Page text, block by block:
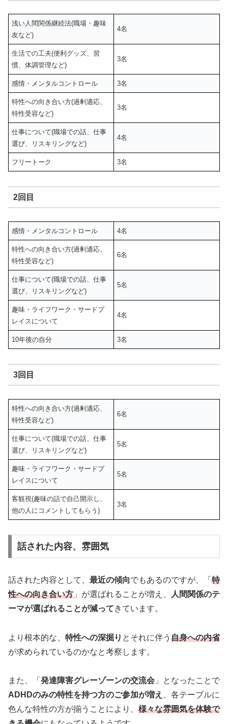
浅い人間関係継続法(職場・趣味
友など)
4名
生活での工夫(便利グッズ、習
慣、体調管理など)
3名
感情・メンタルコントロール 3名
特性への向き合い方(過剰適応、
特性受容など)
3名
仕事について(職場での話、仕事
選び、リスキリングなど)
4名
フリートーク 3名
2回目
感情・メンタルコントロール 4名
特性への向き合い方(過剰適応、
特性受容など)
6名
仕事について(職場での話、仕事
選び、リスキリングなど)
5名
趣味・ライフワーク・サードプ
レイスについて
4名
10年後の自分 3名
3回目
特性への向き合い方(過剰適応、
特性受容など)
6名
仕事について(職場での話、仕事
選び、リスキリングなど)
5名
趣味・ライフワーク・サードプ
レイスについて
5名
客観視(趣味の話で自己開示し、
他の人にコメントしてもらう)
3名
話された内容、雰囲気
話された内容として、 最近の傾向でもあるのですが、「 特
性への向き合い方 」が選ばれることが増え、
人間関係のテ
ーマが選ばれることが減ってきています。
より根本的な、 特性への深掘り とそれに伴う 自身への内省
が求められているのかなと考察します。
また、「 発達障害グレーゾーンの交流会 」となったことで
ADHDのみの特性を持つ方のご参加が増え 、各テーブルに
色んな特性の方が揃うことにより、 様々な雰囲気を体験で